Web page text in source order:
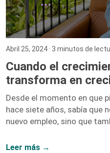
Abril 25, 2024 · 3 minutos de
Cuando el
transforma en
Desde el momento en que
hace siete años, sabía que
nuevo empleo, sino que
me equivoqué. Hoy, siete
Leer más →